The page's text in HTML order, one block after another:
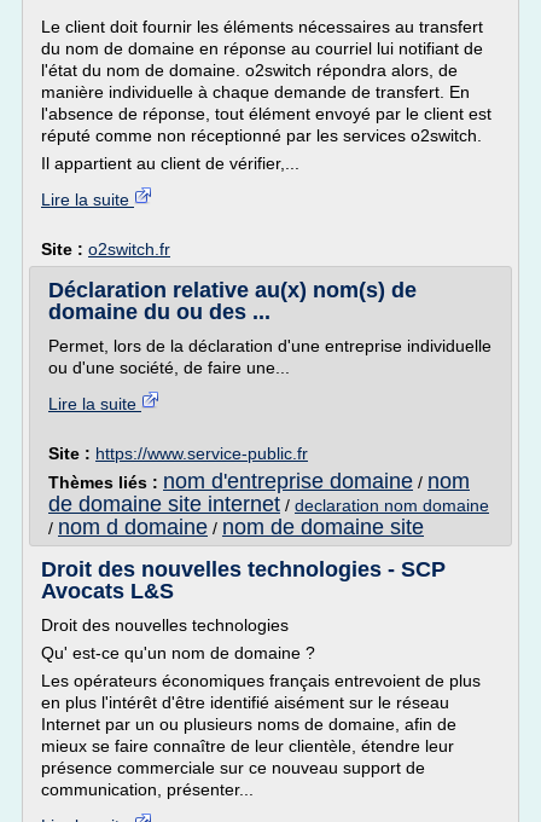
Le client doit fournir les éléments nécessaires au transfert
du nom de domaine en réponse au courriel lui notifiant de
l'état du nom de domaine. o2switch répondra alors, de
manière individuelle à chaque demande de transfert. En
l'absence de réponse, tout élément envoyé par le client est
réputé comme non réceptionné par les services o2switch.
Il appartient au client de vérifier,...
Lire la suite
Site : o2switch.fr
Déclaration relative au(x) nom(s) de
domaine du ou des ...
Permet, lors de la déclaration d'une entreprise individuelle
ou d'une société, de faire une...
Lire la suite
Site : https://www.service-public.fr
Thèmes liés : nom d'entreprise domaine / nom
de domaine site internet / declaration nom domaine
/ nom d domaine / nom de domaine site
Droit des nouvelles technologies - SCP
Avocats L&S
Droit des nouvelles technologies
Qu' est-ce qu'un nom de domaine ?
Les opérateurs économiques français entrevoient de plus
en plus l'intérêt d'être identifié aisément sur le réseau
Internet par un ou plusieurs noms de domaine, afin de
mieux se faire connaître de leur clientèle, étendre leur
présence commerciale sur ce nouveau support de
communication, présenter...